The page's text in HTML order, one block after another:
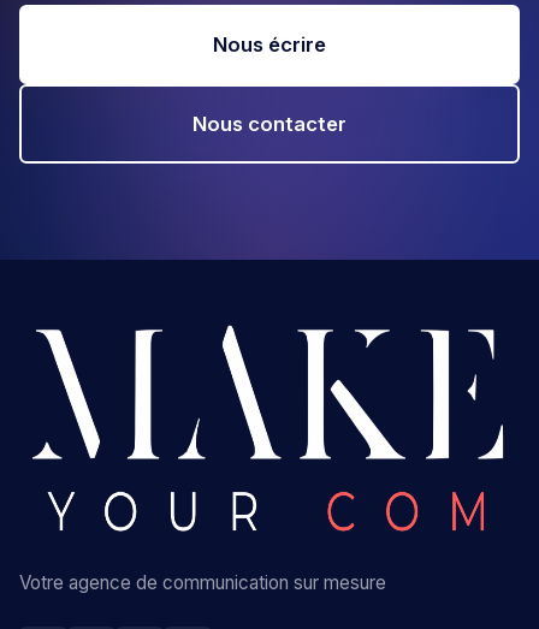
Nous écrire
Nous contacter
Votre agence de communication sur mesure